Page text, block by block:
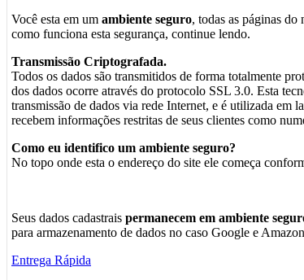
Você esta em um ambiente seguro, todas as páginas do
como funciona esta segurança, continue lendo.
Transmissão Criptografada.
Todos os dados são transmitidos de forma totalmente
dos dados ocorre através do protocolo SSL 3.0. Esta
transmissão de dados via rede Internet, e é utilizada em
recebem informações restritas de seus clientes como
Como eu identifico um ambiente seguro?
No topo onde esta o endereço do site ele começa
Seus dados cadastrais permanecem em ambiente
para armazenamento de dados no caso Google e
Entrega Rápida